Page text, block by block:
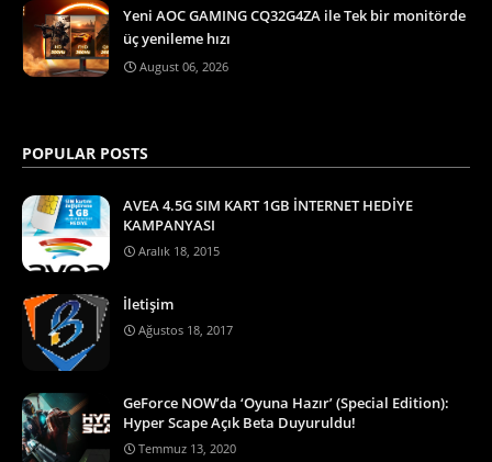
Yeni AOC GAMING CQ32G4ZA ile Tek bir monitörde
üç yenileme hızı
August 06, 2026
POPULAR POSTS
AVEA 4.5G SIM KART 1GB İNTERNET HEDİYE
KAMPANYASI
Aralık 18, 2015
İletişim
Ağustos 18, 2017
GeForce NOW’da ‘Oyuna Hazır’ (Special Edition):
Hyper Scape Açık Beta Duyuruldu!
Temmuz 13, 2020